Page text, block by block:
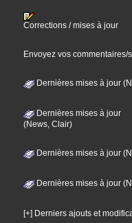
Corrections / mises à jour
Envoyez vos
Dernières mises à jour
Dernières mises à jour
(News, Clair)
Dernières mises à jour
Dernières mises à jour
[+] Derniers ajouts et